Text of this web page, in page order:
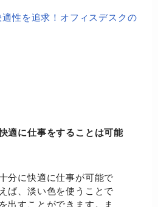
適性を追求！オフィスデスクの
適に仕事をすることは可能
分に快適に仕事が可能で
ば、淡い色を使うことで
出すことができます。ま